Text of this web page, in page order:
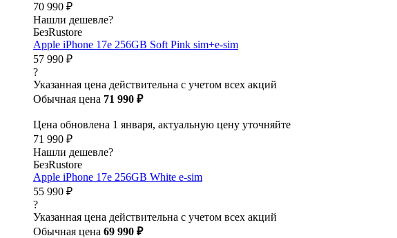
70 990 ₽
Нашли дешевле?
БезRustore
Apple iPhone 17e 256GB Soft Pink sim+e-sim
57 990 ₽
?
Указанная цена действительна с учетом всех акций
Обычная цена 71 990 ₽
Цена обновлена 1 января, актуальную цену уточняйте
71 990 ₽
Нашли дешевле?
БезRustore
Apple iPhone 17e 256GB White e-sim
55 990 ₽
?
Указанная цена действительна с учетом всех акций
Обычная цена 69 990 ₽